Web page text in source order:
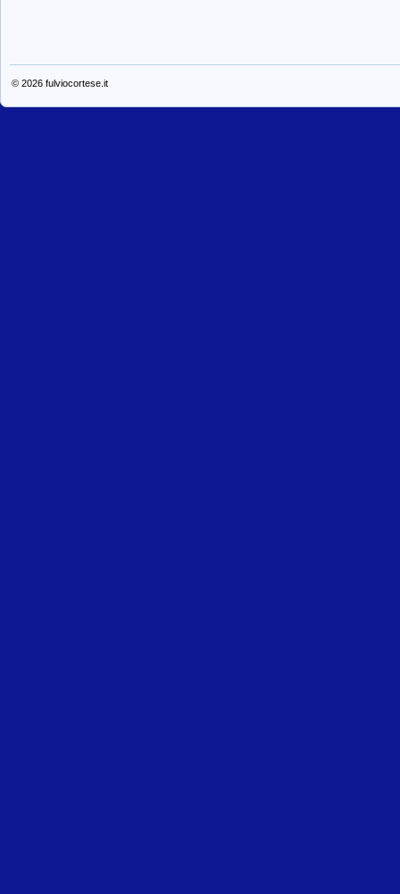
© 2026 fulviocortese.it